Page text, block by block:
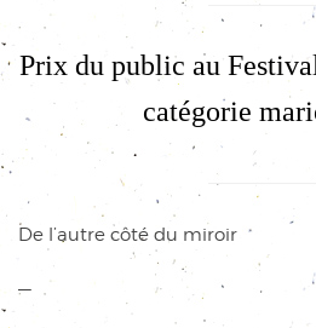
Prix du public au
catégorie
De l’autre côté du miroir
—